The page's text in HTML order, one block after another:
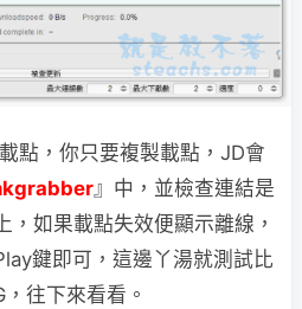
點，你只要複製載點，JD會
』中，並檢查連結是
，如果載點失效便顯示離線，
鍵即可，這邊丫湯就測試比
往下來看看。